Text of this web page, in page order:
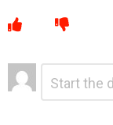
at
s
A
p
ce
b
o
o
Leave
a